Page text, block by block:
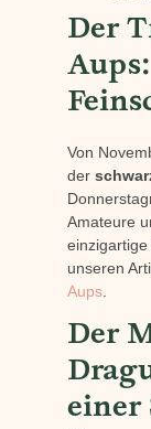
Der
Von
der
Amateure
unseren
Aups.
Der
einer